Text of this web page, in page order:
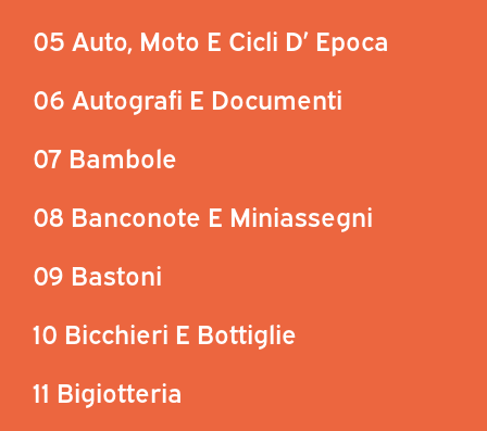
05 Auto, Moto E Cicli D’ Epoca
06 Autografi E Documenti
07 Bambole
08 Banconote E Miniassegni
09 Bastoni
10 Bicchieri E Bottiglie
11 Bigiotteria